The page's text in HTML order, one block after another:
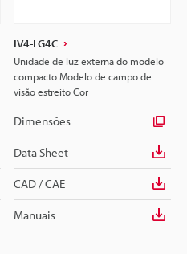
IV4-LG4C
Unidade de luz externa do modelo
compacto Modelo de campo de
visão estreito Cor
Dimensões
Data Sheet
CAD / CAE
Manuais